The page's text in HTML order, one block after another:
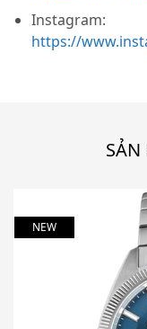
Instagram:
https://
NEW